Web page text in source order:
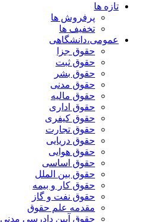
تازه ها
پرفروش ها
تخفیف ها
عمومی،دانشگاهی
حقوق جزا
حقوق ثبت
حقوق بشر
حقوق مدنی
حقوق مالیه
حقوق اداری
حقوق کیفری
حقوق تجارت
حقوق دریایی
حقوق هوایی
حقوق اساسی
حقوق بین الملل
حقوق کار و بیمه
حقوق نفت و گاز
مقدمه علم حقوق
حقوق آیین دادرسی مدنی